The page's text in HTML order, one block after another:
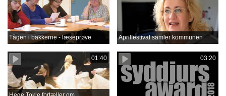
Tågen i bakkerne - læseprøve Aprilfestival samler kommunen
01:40 03:20